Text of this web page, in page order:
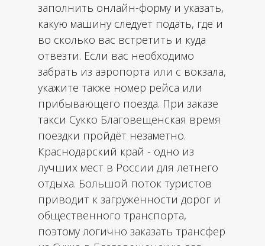
заполнить онлайн-форму и указать,
какую машину следует подать, где и
во сколько вас встретить и куда
отвезти. Если вас необходимо
забрать из аэропорта или с вокзала,
укажите также номер рейса или
прибывающего поезда. При заказе
такси Сукко Благовещенская время
поездки пройдёт незаметно.
Краснодарский край - одно из
лучших мест в России для летнего
отдыха. Большой поток туристов
приводит к загруженности дорог и
общественного транспорта,
поэтому логично заказать трансфер